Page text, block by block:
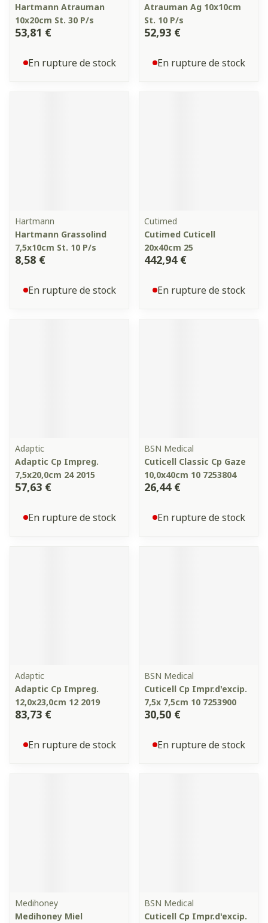
Hartmann Atrauman
10x20cm St. 30 P/s
53,81 €
En rupture de stock
Atrauman Ag 10x10cm
St. 10 P/s
52,93 €
En rupture de stock
Hartmann
Hartmann Grassolind
7,5x10cm St. 10 P/s
8,58 €
En rupture de stock
Cutimed
Cutimed Cuticell
20x40cm 25
442,94 €
En rupture de stock
Adaptic
Adaptic Cp Impreg.
7,5x20,0cm 24 2015
57,63 €
En rupture de stock
BSN Medical
Cuticell Classic Cp Gaze
10,0x40cm 10 7253804
26,44 €
En rupture de stock
Adaptic
Adaptic Cp Impreg.
12,0x23,0cm 12 2019
83,73 €
En rupture de stock
BSN Medical
Cuticell Cp Impr.d'excip.
7,5x 7,5cm 10 7253900
30,50 €
En rupture de stock
Medihoney
Medihoney Miel
BSN Medical
Cuticell Cp Impr.d'excip.